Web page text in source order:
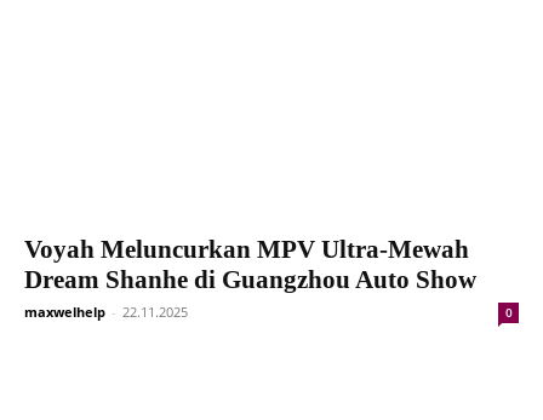
Voyah Meluncurkan MPV Ultra-Mewah
Dream Shanhe di Guangzhou Auto Show
maxwelhelp - 22.11.2025 0